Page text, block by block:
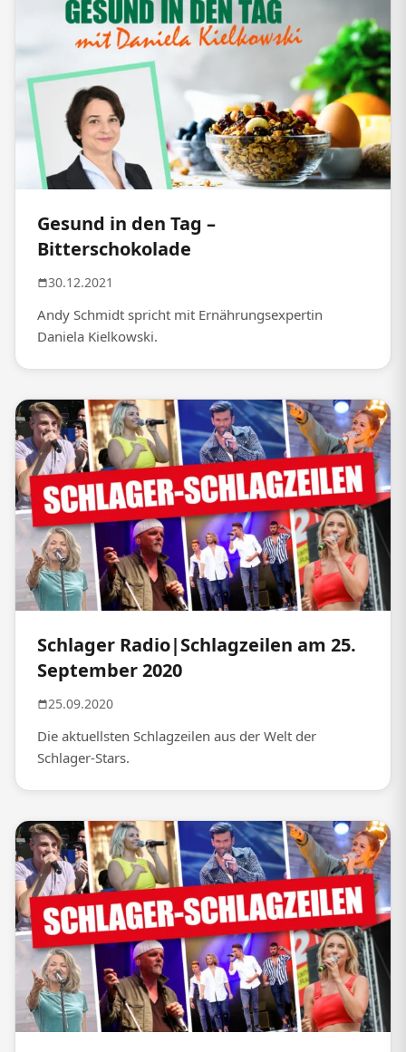
Gesund in den Tag –
Bitterschokolade
30.12.2021
Andy Schmidt spricht mit Ernährungsexpertin
Daniela Kielkowski.
Schlager Radio|Schlagzeilen am 25.
September 2020
25.09.2020
Die aktuellsten Schlagzeilen aus der Welt der
Schlager-Stars.